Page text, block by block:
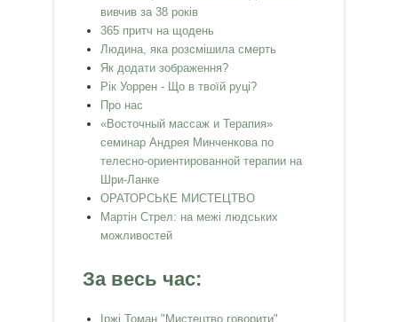
вивчив за 38 років
365 притч на щодень
Людина, яка розсмішила смерть
Як додати зображення?
Рік Уоррен - Що в твоїй руці?
Про нас
«Восточный массаж и Терапия»
семинар Андрея Минченкова по
телесно-ориентированной терапии на
Шри-Ланке
ОРАТОРСЬКЕ МИСТЕЦТВО
Мартін Стрел: на межі людських
можливостей
За весь час:
Іржі Томан "Мистецтво говорити"